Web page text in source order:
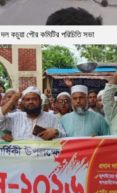
কচুয়া পৌর কমিটির পরিচিতি সভা